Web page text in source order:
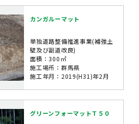
カンガルーマット
単独道路整備推進事業(補強土
壁及び副道改良)
面積：300㎡
施工場所：群馬県
施工年月：2019(H31)年2月
グリーンフォーマットＴ５０